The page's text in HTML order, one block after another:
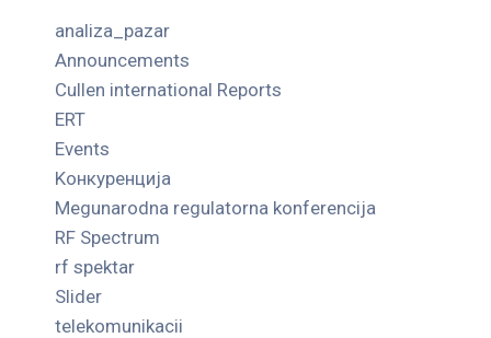
analiza_pazar
Announcements
Cullen international Reports
ERT
Events
Kонкуренција
Megunarodna regulatorna konferencija
RF Spectrum
rf spektar
Slider
telekomunikacii